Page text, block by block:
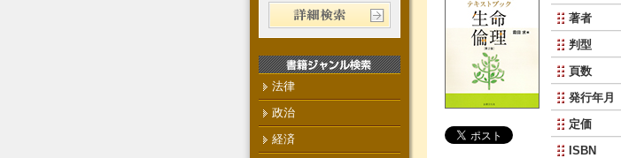
著者
判型
頁数
発行年月
定価
ISBN
法律
政治
経済